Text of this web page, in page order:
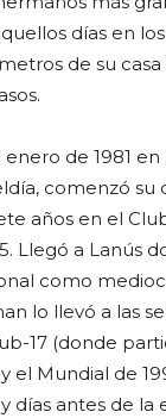
días en
de su
de 1981
comenzó su
años en el
Llegó a Lanús
como
lo llevó a las
17 (donde
el Mundial de
días antes de la